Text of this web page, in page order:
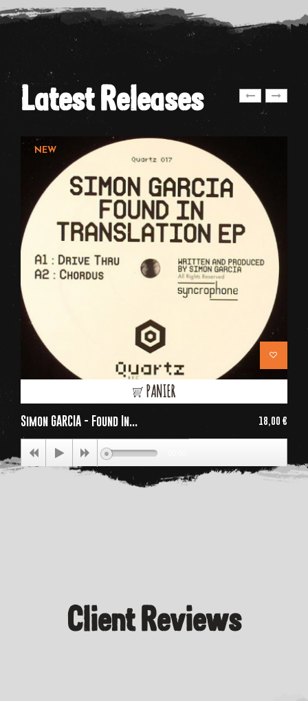
Latest Releases
NEW
PANIER
Simon GARCIA - Found In... 18,00 €
Client Reviews